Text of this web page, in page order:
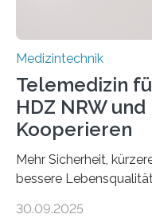
Medizintechnik
Telemedizin
HDZ NRW und
Kooperieren
Mehr Sicherheit,
bessere
30.09.2025